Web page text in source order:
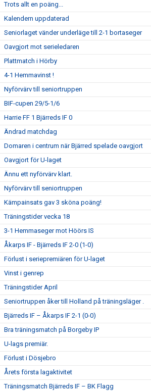
Trots allt en poäng...
Kalendern uppdaterad
Seniorlaget vänder underläge till 2-1 bortaseger
Oavgjort mot serieledaren
Plattmatch i Hörby
4-1 Hemmavinst !
Nyförvärv till seniortruppen
BIF-cupen 29/5-1/6
Harrie FF 1 Bjärreds IF 0
Ändrad matchdag
Domaren i centrum när Bjärred spelade oavgjort
Oavgjort för U-laget
Ännu ett nyförvärv klart.
Nyförvärv till seniortruppen
Kämpainsats gav 3 sköna poäng!
Träningstider vecka 18
3-1 Hemmaseger mot Höörs IS
Åkarps IF - Bjärreds IF 2-0 (1-0)
Förlust i seriepremiären för U-laget
Vinst i genrep
Träningstider April
Seniortruppen åker till Holland på träningsläger .
Bjärreds IF – Åkarps IF 2-1 (0-0)
Bra träningsmatch på Borgeby IP
U-lags premiär.
Förlust i Dösjebro
Årets första lagaktivitet
Träningsmatch Bjärreds IF – BK Flagg